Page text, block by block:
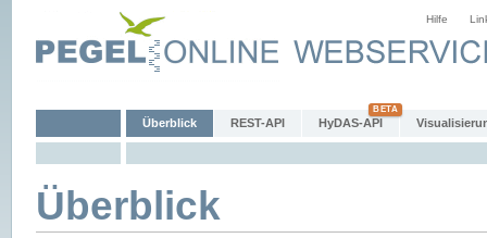
Hilfe
Überblick REST-API HyDAS-API
Überblick